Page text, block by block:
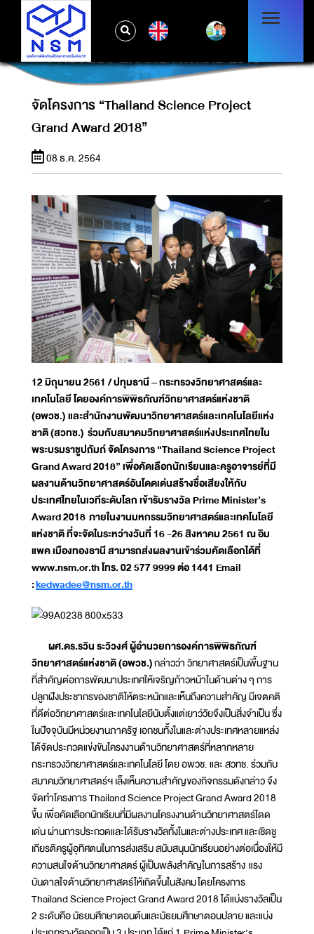
จัดโครงการ “THAILAND SCIENCE
PROJECT GRAND AWARD 2018”
จัดโครงการ “Thailand Science Project
Grand Award 2018”
08 ธ.ค. 2564
12 มิถุนายน 2561 / ปทุมธานี – กระทรวงวิทยาศาสตร์และ
เทคโนโลยี โดยองค์การพิพิธภัณฑ์วิทยาศาสตร์แห่งชาติ
(อพวช.) และสำนักงานพัฒนาวิทยาศาสตร์และเทคโนโลยีแห่ง
ชาติ (สวทช.) ร่วมกับสมาคมวิทยาศาสตร์แห่งประเทศไทยใน
พระบรมราชูปถัมภ์ จัดโครงการ “Thailand Science Project
Grand Award 2018” เพื่อคัดเลือกนักเรียนและครูอาจารย์ที่มี
ผลงานด้านวิทยาศาสตร์อันโดดเด่นสร้างชื่อเสียงให้กับ
ประเทศไทยในเวทีระดับโลก เข้ารับรางวัล Prime Minister’s
Award 2018 ภายในงานมหกรรมวิทยาศาสตร์และเทคโนโลยี
แห่งชาติ ที่จะจัดในระหว่างวันที่ 16 -26 สิงหาคม 2561 ณ อิม
แพค เมืองทองธานี สามารถส่งผลงานเข้าร่วมคัดเลือกได้ที่
www.nsm.or.th โทร. 02 577 9999 ต่อ 1441 Email
:kedwadee@nsm.or.th
ผศ.ดร.รวิน ระวิวงศ์ ผู้อำนวยการองค์การพิพิธภัณฑ์
วิทยาศาสตร์แห่งชาติ (อพวช.)กล่าวว่า วิทยาศาสตร์เป็นพื้นฐาน
ที่สำคัญต่อการพัฒนาประเทศให้เจริญก้าวหน้าในด้านต่าง ๆ การ
ปลูกฝังประชากรของชาติให้ตระหนักและเห็นถึงความสำคัญ มีเจตคติ
ที่ดีต่อวิทยาศาสตร์และเทคโนโลยีนับตั้งแต่เยาว์วัยจึงเป็นสิ่งจำเป็น ซึ่ง
ในปัจจุบันมีหน่วยงานภาครัฐ เอกชนทั้งในและต่างประเทศหลายแหล่ง
ได้จัดประกวดแข่งขันโครงงานด้านวิทยาศาสตร์ที่หลากหลาย
กระทรวงวิทยาศาสตร์และเทคโนโลยี โดย อพวช. และ สวทช. ร่วมกับ
สมาคมวิทยาศาสตร์ฯ เล็งเห็นความสำคัญของกิจกรรมดังกล่าว จึง
จัดทำโครงการ Thailand Science Project Grand Award 2018
ขึ้น เพื่อคัดเลือกนักเรียนที่มีผลงานโครงงานด้านวิทยาศาสตร์โดด
เด่น ผ่านการประกวดและได้รับรางวัลทั้งในและต่างประเทศ และเชิดชู
เกียรติครูผู้อุทิศตนในการส่งเสริม สนับสนุนนักเรียนอย่างต่อเนื่องให้มี
ความสนใจด้านวิทยาศาสตร์ ผู้เป็นพลังสำคัญในการสร้าง แรง
บันดาลใจด้านวิทยาศาสตร์ให้เกิดขึ้นในสังคม โดยโครงการ
Thailand Science Project Grand Award 2018 ได้แบ่งรางวัลเป็น
2 ระดับคือ มัธยมศึกษาตอนต้นและมัธยมศึกษาตอนปลาย และแบ่ง